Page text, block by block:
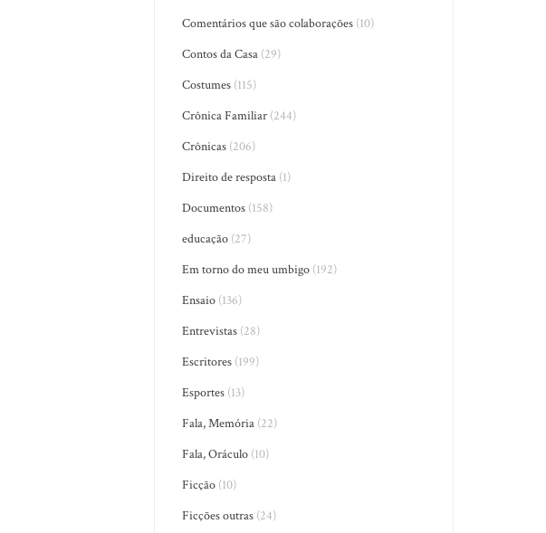
Comentários que são colaborações (10)
Contos da Casa (29)
Costumes (115)
Crônica Familiar (244)
Crônicas (206)
Direito de resposta (1)
Documentos (158)
educação (27)
Em torno do meu umbigo (192)
Ensaio (136)
Entrevistas (28)
Escritores (199)
Esportes (13)
Fala, Memória (22)
Fala, Oráculo (10)
Ficção (10)
Ficções outras (24)